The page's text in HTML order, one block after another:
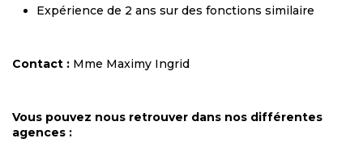
Expérience de 2 ans sur des fonctions similaire
Contact : Mme Maximy Ingrid
Vous pouvez nous retrouver dans nos différentes
agences :